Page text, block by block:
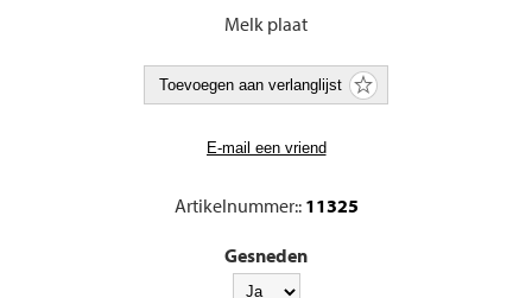
Melk plaat
Artikelnummer:: 11325
Gesneden